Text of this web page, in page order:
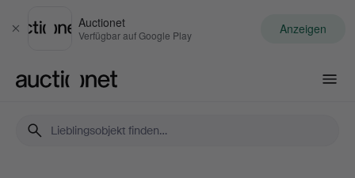
Schließen
Auctionet
Verfügbar auf Google Play Anzeigen